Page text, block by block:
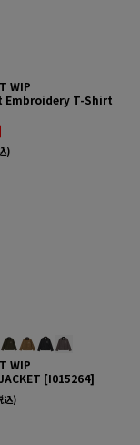
WIP
Embroidery T-Shirt
)
WIP
[I015264]
込)